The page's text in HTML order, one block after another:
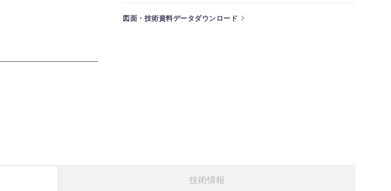
図面・技術資料データダウンロード
技術情報